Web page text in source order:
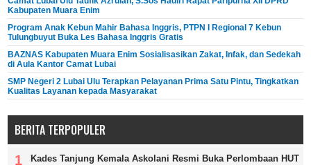
Kabupaten Muara Enim
Program Anak Kebun Mahir Bahasa Inggris, PTPN I Regional 7 Kebun
Tulungbuyut Buka Les Bahasa Inggris Gratis
BAZNAS Kabupaten Muara Enim Sosialisasikan Zakat, Infak, dan Sedekah
di Aula Kantor Camat Lubai
SMP Negeri 2 Lubai Ulu Terapkan Pelayanan Prima Satu Pintu, Tingkatkan
Kualitas Layanan kepada Masyarakat
BERITA TERPOPULER
Kades Tanjung Kemala Askolani Resmi Buka Perlombaan HUT